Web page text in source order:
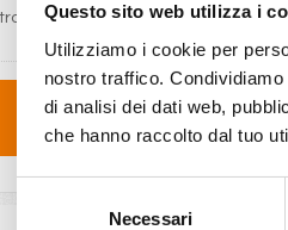
Questo sito web utilizza i
Utilizziamo i cookie per
nostro traffico.
di analisi dei dati web,
che hanno raccolto dal tuo
Necessari
dei miei dati secondo i